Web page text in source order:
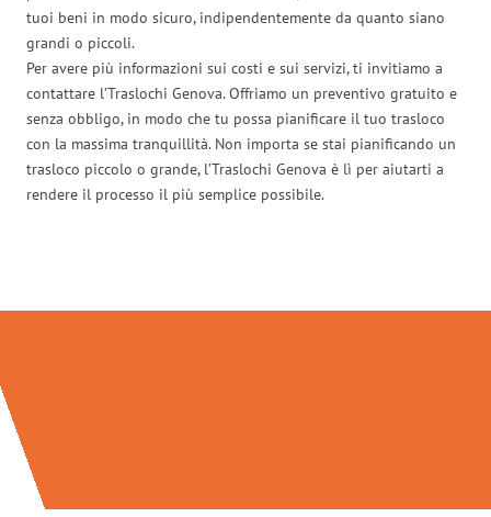
tuoi beni in modo sicuro, indipendentemente da quanto siano
grandi o piccoli.
Per avere più informazioni sui costi e sui servizi, ti invitiamo a
contattare l’Traslochi Genova. Offriamo un preventivo gratuito e
senza obbligo, in modo che tu possa pianificare il tuo trasloco
con la massima tranquillità. Non importa se stai pianificando un
trasloco piccolo o grande, l’Traslochi Genova è lì per aiutarti a
rendere il processo il più semplice possibile.